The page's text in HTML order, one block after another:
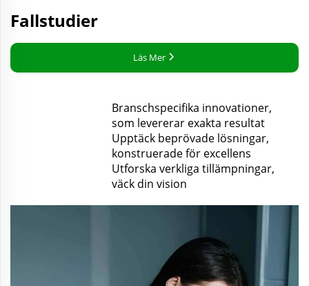
Fallstudier
Läs Mer
Branschspecifika innovationer,
som levererar exakta resultat
Upptäck beprövade lösningar,
konstruerade för excellens
Utforska verkliga tillämpningar,
väck din vision